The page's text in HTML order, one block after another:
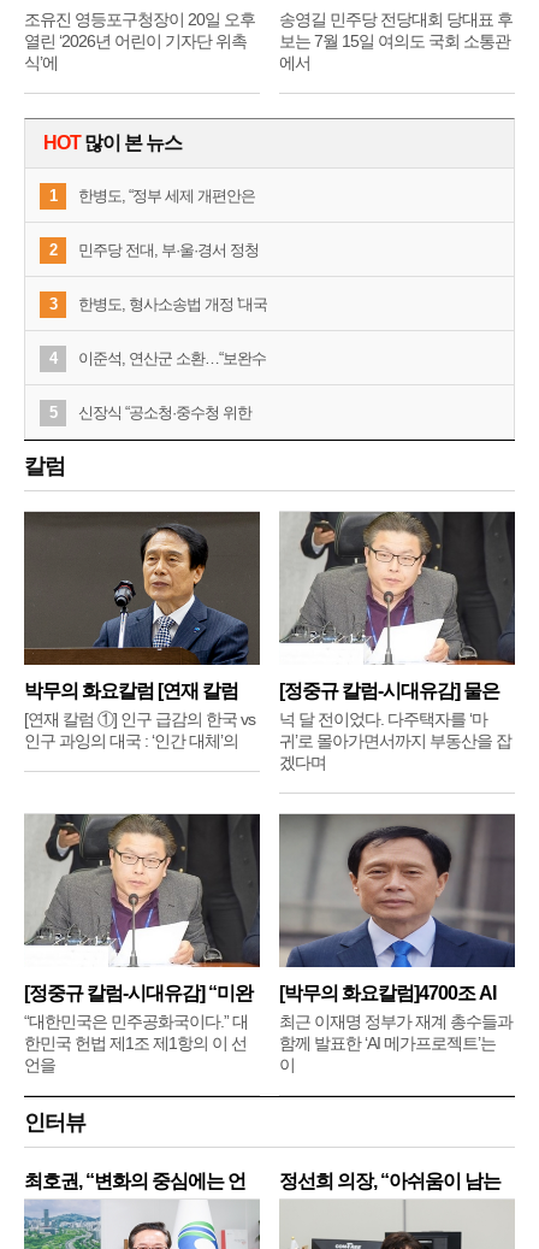
조유진 영등포구청장이 20일 오후
열린 ‘2026년 어린이 기자단 위촉
식’에
송영길 민주당 전당대회 당대표 후
보는 7월 15일 여의도 국회 소통관
에서
HOT많이 본 뉴스
1 한병도, “정부 세제 개편안은
2 민주당 전대, 부·울·경서 정청
3 한병도, 형사소송법 개정 '대국
4 이준석, 연산군 소환…“보완수
5 신장식 “공소청·중수청 위한
칼럼
박무의 화요칼럼 [연재 칼럼
①]
[연재 칼럼 ①] 인구 급감의 한국 vs
인구 과잉의 대국 : ‘인간 대체’의
[정중규 칼럼-시대유감] 물은
배
넉 달 전이었다. 다주택자를 ‘마
귀’로 몰아가면서까지 부동산을 잡
겠다며
[정중규 칼럼-시대유감] “미완
“대한민국은 민주공화국이다.” 대
한민국 헌법 제1조 제1항의 이 선
언을
[박무의 화요칼럼]4700조 AI
메
최근 이재명 정부가 재계 총수들과
함께 발표한 ‘AI 메가프로젝트’는
이
인터뷰
최호권, “변화의 중심에는 언
제
정선희 의장, “아쉬움이 남는